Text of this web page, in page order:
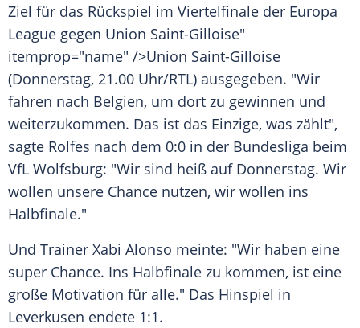
Ziel für das Rückspiel im Viertelfinale der Europa
League gegen Union Saint-Gilloise"
itemprop="name" />Union Saint-Gilloise
(Donnerstag, 21.00 Uhr/RTL) ausgegeben. "Wir
fahren nach Belgien, um dort zu gewinnen und
weiterzukommen. Das ist das Einzige, was zählt",
sagte Rolfes nach dem 0:0 in der Bundesliga beim
VfL Wolfsburg: "Wir sind heiß auf Donnerstag. Wir
wollen unsere Chance nutzen, wir wollen ins
Halbfinale."
Und Trainer Xabi Alonso meinte: "Wir haben eine
super Chance. Ins Halbfinale zu kommen, ist eine
große Motivation für alle." Das Hinspiel in
Leverkusen endete 1:1.